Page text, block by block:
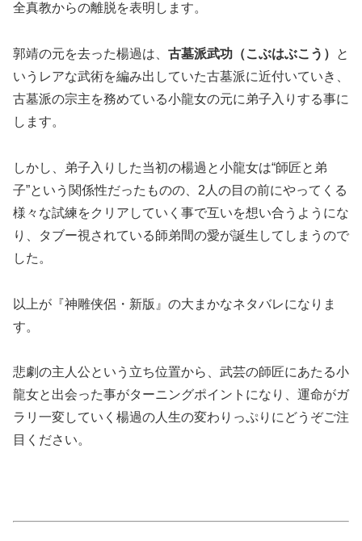
全真教からの離脱を表明します。
郭靖の元を去った楊過は、 古墓派武功（こぶはぶこう）
と
いうレアな武術を編み出していた古墓派に近付いていき、
古墓派の宗主を務めている小龍女の元に弟子入りする事に
します。
しかし、弟子入りした当初の楊過と小龍女は“師匠と弟
子”という関係性だったものの、2人の目の前にやってくる
様々な試練をクリアしていく事で互いを想い合うようにな
り、タブー視されている師弟間の愛が誕生してしまうので
した。
以上が『神雕侠侶・新版』の大まかなネタバレになりま
す。
悲劇の主人公という立ち位置から、武芸の師匠にあたる小
龍女と出会った事がターニングポイントになり、運命がガ
ラリ一変していく楊過の人生の変わりっぷりにどうぞご注
目ください。